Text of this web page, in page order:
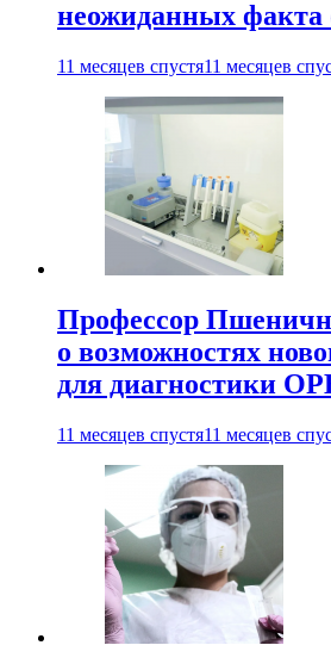
неожиданных факта
11 месяцев спустя11 месяцев
Профессор
о возможностях
для диагностики
11 месяцев спустя11 месяцев